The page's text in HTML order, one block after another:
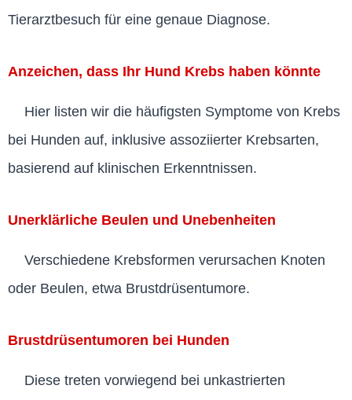
Tierarztbesuch für eine genaue Diagnose.
Anzeichen, dass Ihr Hund Krebs haben könnte
Hier listen wir die häufigsten Symptome von Krebs
bei Hunden auf, inklusive assoziierter Krebsarten,
basierend auf klinischen Erkenntnissen.
Unerklärliche Beulen und Unebenheiten
Verschiedene Krebsformen verursachen Knoten
oder Beulen, etwa Brustdrüsentumore.
Brustdrüsentumoren bei Hunden
Diese treten vorwiegend bei unkastrierten